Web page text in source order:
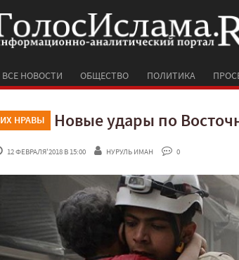
ВСЕ НОВОСТИ ОБЩЕСТВО ПОЛИТИКА
ИХ НРАВЫ Новые удары по
12 ФЕВРАЛЯ'2018 В 15:00 НУРУЛЬ ИМАН 0